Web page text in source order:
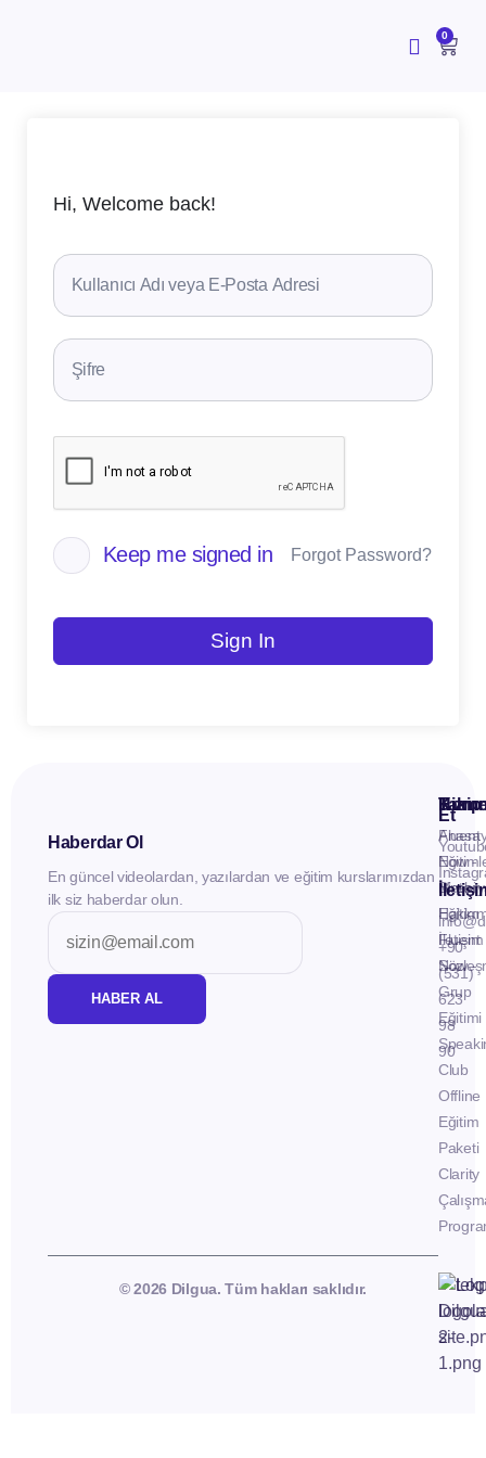
0
Hi, Welcome back!
Keep me signed in Forgot Password?
Sign In
Haberdar Ol
En güncel videolardan, yazılardan ve eğitim kurslarımızdan
ilk siz haberdar olun.
HABER AL
İletişim
Fluent
Now -
Birebir
Eğitim
Fluent
Now -
Grup
Eğitimi
Club
Offline
Eğitim
Paketi
Clarity
Takip
Et
+90
(531)
623
98
90
© 2026 Dilgua. Tüm hakları saklıdır.